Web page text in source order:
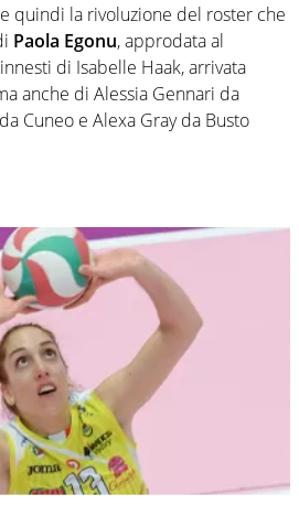
quindi la rivoluzione del roster che
Paola Egonu, approdata al
di Isabelle Haak, arrivata
anche di Alessia Gennari da
Cuneo e Alexa Gray da Busto